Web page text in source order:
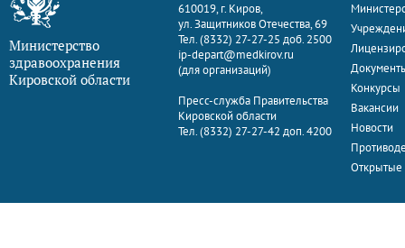
Министерство
здравоохранения
Кировской области
610019, г. Киров,
ул. Защитников Отечества, 69
Тел. (8332) 27-27-25 доб. 2500
ip-depart@medkirov.ru
(для организаций)
Пресс-служба Правительства
Кировской области
Тел. (8332) 27-27-42 доп. 4200
Конкурсы
Вакансии
Новости